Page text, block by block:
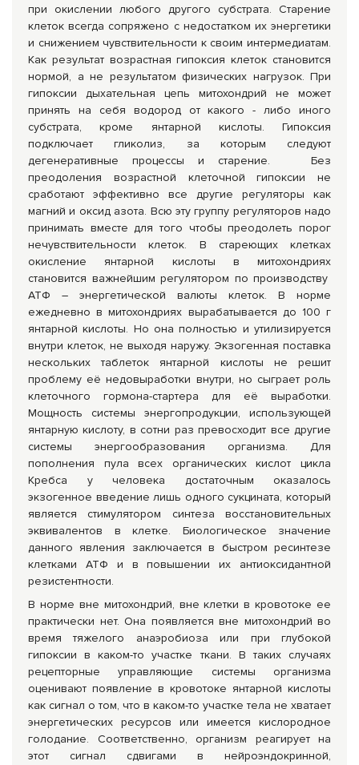
при окислении любого другого субстрата. Старение
клеток всегда сопряжено с недостатком их энергетики
и снижением чувствительности к своим интермедиатам.
Как результат возрастная гипоксия клеток становится
нормой, а не результатом физических нагрузок. При
гипоксии дыхательная цепь митохондрий не может
принять на себя водород от какого - либо иного
субстрата, кроме янтарной кислоты. Гипоксия
подключает гликолиз, за которым следуют
дегенеративные процессы и старение. Без
преодоления возрастной клеточной гипоксии не
сработают эффективно все другие регуляторы как
магний и оксид азота. Всю эту группу регуляторов надо
принимать вместе для того чтобы преодолеть порог
нечувствительности клеток. В стареющих клетках
окисление янтарной кислоты в митохондриях
становится важнейшим регулятором по производству
АТФ – энергетической валюты клеток. В норме
ежедневно в митохондриях вырабатывается до 100 г
янтарной кислоты. Но она полностью и утилизируется
внутри клеток, не выходя наружу. Экзогенная поставка
нескольких таблеток янтарной кислоты не решит
проблему её недовыработки внутри, но сыграет роль
клеточного гормона-стартера для её выработки.
Мощность системы энергопродукции, использующей
янтарную кислоту, в сотни раз превосходит все другие
системы энергообразования организма. Для
пополнения пула всех органических кислот цикла
Кребса у человека достаточным оказалось
экзогенное введение лишь одного сукцината, который
является стимулятором синтеза восстановительных
эквивалентов в клетке. Биологическое значение
данного явления заключается в быстром ресинтезе
клетками АТФ и в повышении их антиоксидантной
резистентности.
В норме вне митохондрий, вне клетки в кровотоке ее
практически нет. Она появляется вне митохондрий во
время тяжелого анаэробиоза или при глубокой
гипоксии в каком-то участке ткани. В таких случаях
рецепторные управляющие системы организма
оценивают появление в кровотоке янтарной кислоты
как сигнал о том, что в каком-то участке тела не хватает
энергетических ресурсов или имеется кислородное
голодание. Соответственно, организм реагирует на
этот сигнал сдвигами в нейроэндокринной,